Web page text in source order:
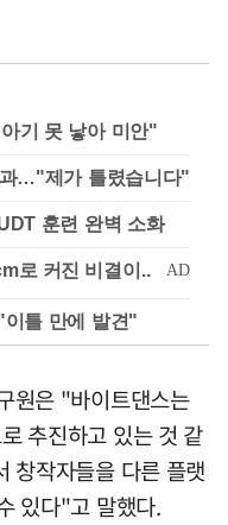
기 못 낳아 미안"
…"제가 틀렸습니다"
훈련 완벽 소화
이틀 만에 발견"
원은 "바이트댄스는
추진하고 있는 것 같
창작자들을 다른 플랫
있다"고 말했다.